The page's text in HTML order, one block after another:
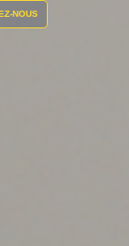
NOUS